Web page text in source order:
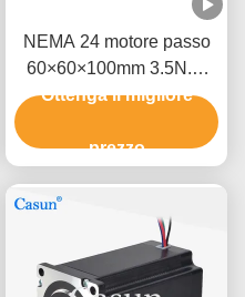
NEMA 24 motore passo
60×60×100mm 3.5N.m
4.0A con CE RoHS
Ottenga il migliore
prezzo